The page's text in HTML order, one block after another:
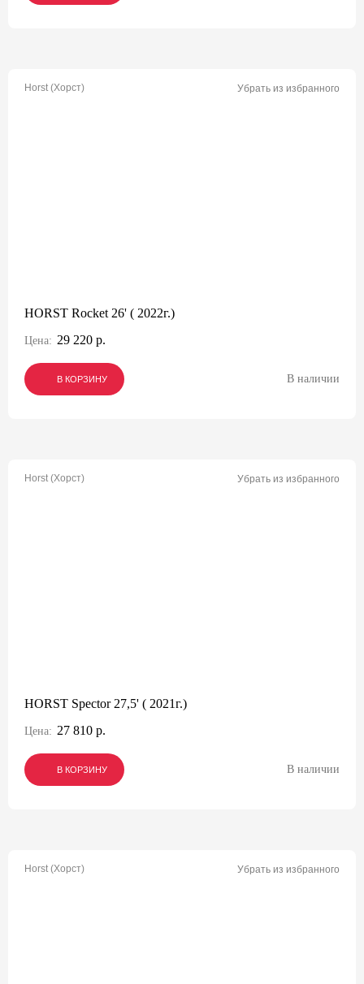
Horst (Хорст) Убрать из избранного
HORST Rocket 26' ( 2022г.)
Цена: 29 220 р.
В КОРЗИНУ
В КОРЗИНУ
В КОРЗИНУ В наличии
Horst (Хорст) Убрать из избранного
HORST Spector 27,5' ( 2021г.)
Цена: 27 810 р.
В КОРЗИНУ
В КОРЗИНУ
В КОРЗИНУ В наличии
Horst (Хорст) Убрать из избранного